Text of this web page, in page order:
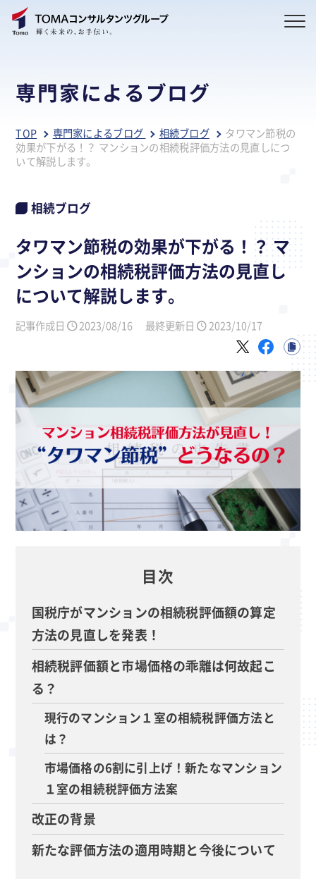
専門家によるブログ
TOP 専門家によるブログ 相続ブログ
タワマン節税の
効果が下がる！？ マンションの相続税評価方法の見直しにつ
いて解説します。
相続ブログ
タワマン節税の効果が下がる！？ マ
ンションの相続税評価方法の見直し
について解説します。
記事作成日 2023/08/16 最終更新日 2023/10/17
目次
国税庁がマンションの相続税評価額の算定
方法の見直しを発表！
相続税評価額と市場価格の乖離は何故起こ
る？
現行のマンション１室の相続税評価方法と
は？
市場価格の6割に引上げ！新たなマンション
１室の相続税評価方法案
改正の背景
新たな評価方法の適用時期と今後について